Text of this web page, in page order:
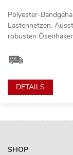
Polyester-
Lastennetzen.
robusten
DETAILS
SHOP